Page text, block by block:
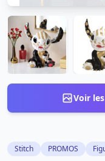
Voir
Stitch PROMOS